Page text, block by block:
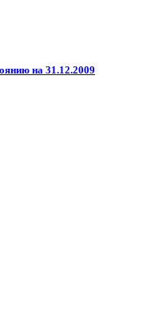
на 31.12.2009